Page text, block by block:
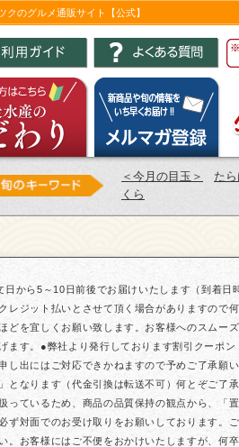
のグルメ通販サイト【公式】
＜今月の目玉＞ た
くら
日から5～10日前後でお届けいたします（到着
レジット払いとさせて頂く場合がありますの
どを宜しくお願い致します。お客様へのスム
ます。●弊社より発行しております割引クーポ
し出にはご対応できかねますので予めご了承
となります（代金引換は転送不可）何とぞご
っているため、商品の品質保持の観点から、「
ず対面でのお受け取りをお願いしております
。お客様にはご不便をおかけいたしますが、何